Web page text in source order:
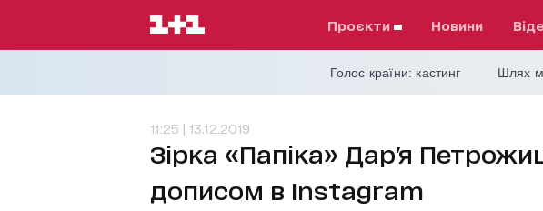
проєкти Новини
Голос країни: кастинг Шлях
11:25 | 13.12.2019
Зірка «Папіка» Дар'я
дописом в Instagram